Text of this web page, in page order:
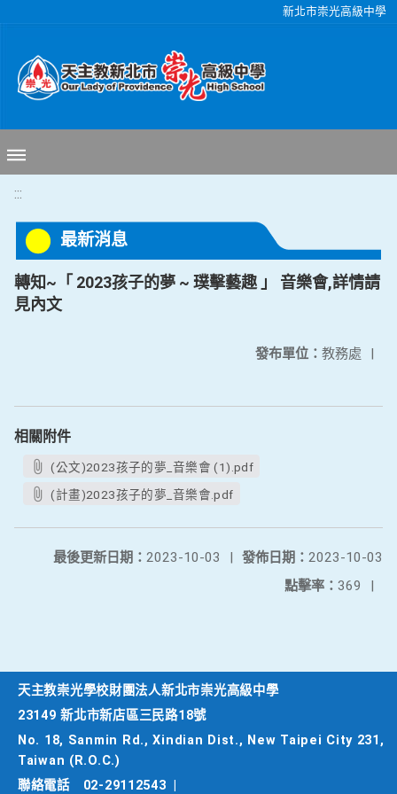
新北市崇光高級中學
:::
最新消息
轉知~「 2023孩子的夢 ~ 璞擊藝趣 」 音樂會,詳情請
見內文
發布單位： 教務處 |
相關附件
(公文)2023孩子的夢_音樂會 (1).pdf
(計畫)2023孩子的夢_音樂會.pdf
發佈日期： 2023-10-03
最後更新日期： 2023-10-03
|
點擊率： 369 |
天主教崇光學校財團法人新北市崇光高級中學
23149 新北市新店區三民路18號
No. 18, Sanmin Rd., Xindian Dist., New Taipei City 231,
Taiwan (R.O.C.)
聯絡電話
02-29112543